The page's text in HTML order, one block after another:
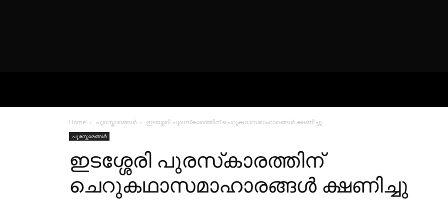
Home പുരസ്കാരങ്ങൾ ഇടശ്ശേരി പുരസ്‌കാരത്തിന് ചെറുകഥാസമാഹാരങ്ങള്‍ ക്ഷണിച്ചു
പുരസ്കാരങ്ങൾ
ഇടശ്ശേരി പുരസ്‌കാരത്തിന്
ചെറുകഥാസമാഹാരങ്ങള്‍ ക്ഷണിച്ചു